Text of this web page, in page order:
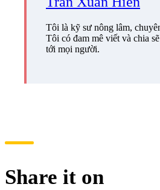
Tôi là kỹ sư nông lâm,
Tôi có đam mê viết và chia
tới mọi người.
Share it on